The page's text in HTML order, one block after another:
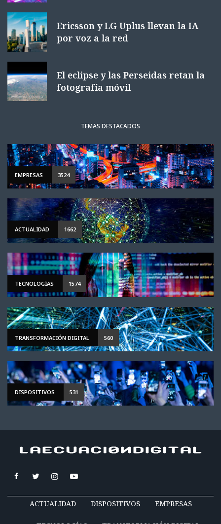
Ericsson y LG Uplus llevan la IA
por voz a la red
El eclipse y las Perseidas retan la
fotografía móvil
TEMAS DESTACADOS
EMPRESAS 3524
ACTUALIDAD 1662
TECNOLOGÍAS 1574
TRANSFORMACIÓN DIGITAL 560
DISPOSITIVOS 531
ACTUALIDAD DISPOSITIVOS EMPRESAS